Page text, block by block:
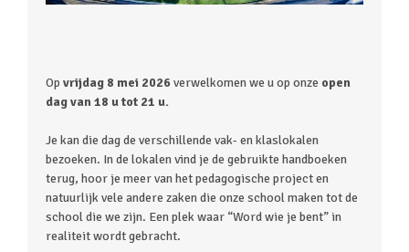
Op vrijdag 8 mei 2026 verwelkomen we u op onze open
dag van 18 u tot 21 u.
Je kan die dag de verschillende vak- en klaslokalen
bezoeken. In de lokalen vind je de gebruikte handboeken
terug, hoor je meer van het pedagogische project en
natuurlijk vele andere zaken die onze school maken tot de
school die we zijn. Een plek waar “Word wie je bent” in
realiteit wordt gebracht.